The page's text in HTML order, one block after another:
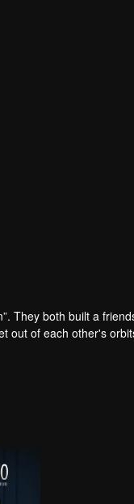
They both built a
out of each other's
was called a nerd boy
“Zo” who made his